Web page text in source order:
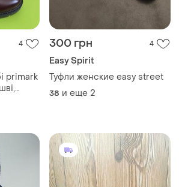
4
primark
300 грн 4
Easy Spirit
Туфли женские easy street
38 и еще 2